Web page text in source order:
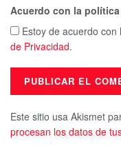
Acuerdo con la
Estoy de acuerdo
de Privacidad.
Este sitio usa Akismet
procesan los datos de